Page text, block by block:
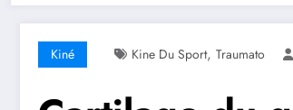
Kiné Kine Du Sport, Traumato